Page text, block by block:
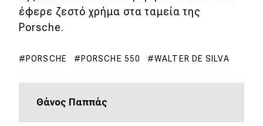
έφερε ζεστό χρήμα στα ταμεία της
Porsche.
PORSCHE PORSCHE 550 WALTER DE SILVA
Θάνος Παππάς